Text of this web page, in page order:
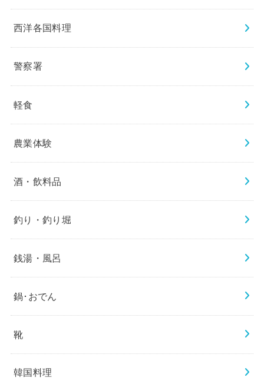
西洋各国料理
警察署
軽食
農業体験
酒・飲料品
釣り・釣り堀
銭湯・風呂
鍋･おでん
靴
韓国料理